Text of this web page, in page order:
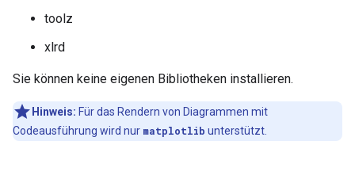
toolz
xlrd
Sie können keine eigenen Bibliotheken installieren.
Hinweis: Für das Rendern von Diagrammen mit
Codeausführung wird nur matplotlib unterstützt.